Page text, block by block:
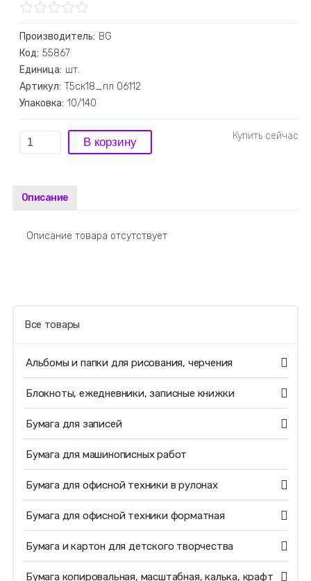
Производитель: BG
Код: 55867
Единица: шт.
Артикул: Т5ск18_пл 06112
Упаковка: 10/140
Описание
Описание товара отсутствует
Все товары
Альбомы и папки для рисования, черчения
Блокноты, ежедневники, записные книжки
Бумага для записей
Бумага для машинописных работ
Бумага для офисной техники в рулонах
Бумага для офисной техники форматная
Бумага и картон для детского творчества
Бумага копировальная, масштабная, калька, крафт